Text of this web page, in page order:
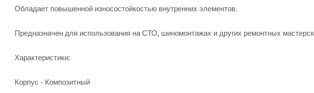
Обладает повышенной износостойкостью внутренних элементов.
Предназначен для использования на СТО, шиномонтажах и других ремонтных
Характеристики:
Корпус - Ком­по­зит­ный